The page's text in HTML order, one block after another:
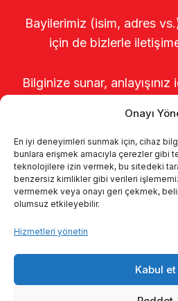
Onayı
En iyi deneyimleri sunmak için, cihaz
bunlara erişmek amacıyla çerezler gibi
teknolojilere izin vermek, bu sitedeki
benzersiz kimlikler gibi verileri
vermemek veya onayı geri çekmek,
olumsuz etkileyebilir.
Hizmetleri yönetin
Kabul et
Bayilerimiz (isim, adres
için de bizlerle
Bilginize sunar,
Kalite politikamız